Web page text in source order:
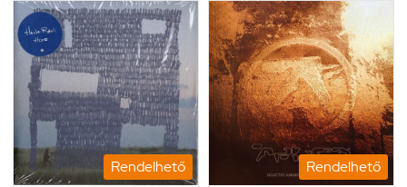
Rendelhető Rendelhető